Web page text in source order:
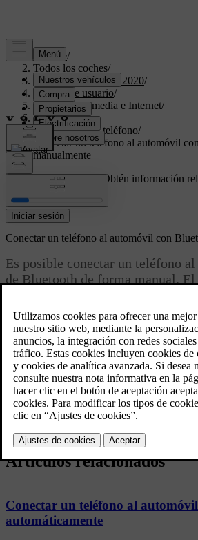
Soporte/
Todos los coches/
XC40 Twin Engine 2020/
Manual de usuario/
Sonido, multimedia e Internet/
Teléfono/
Conexión del teléfono/
Conectar un teléfono al automóvil
manualmente
Soporte personalizadoObtén información
específico.
Iniciar sesión
Actualizado 03/19/2020
Conectar un teléfono al automóvil con
Es posible conectar un teléfono
de Bluetooth de forma manual.
Active Bluetooth en el teléfono.
Abra la vista parcial de teléfono.
Los teléfonos conectados se muestran en
Pulse el nombre del teléfono que debe
Se conecta el teléfono.
Artículos relacionados
Conectar un teléfono al
automáticamente